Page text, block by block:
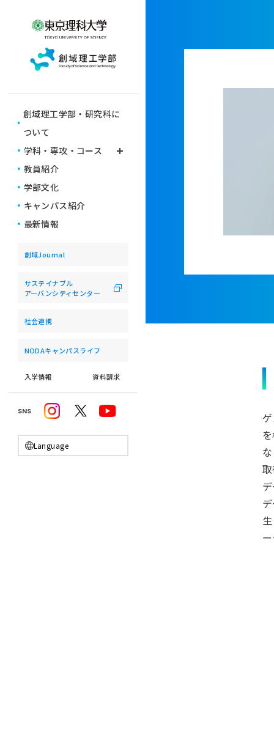
創域理工学部・研究科に
ついて
学科・専攻・コース
学びの仕組み
学科・専攻
6年一貫教育コース
横断型コース
教員紹介
学部文化
キャンパス紹介
最新情報
創域Journal
サステイナブル
アーバンシティセンター
社会連携
NODAキャンパスライフ
入学情報 資料請求
SNS
Language